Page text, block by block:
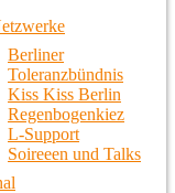
Berliner
Toleranzbündnis
Kiss Kiss Berlin
Regenbogenkiez
L-Support
Soireeen und Talks